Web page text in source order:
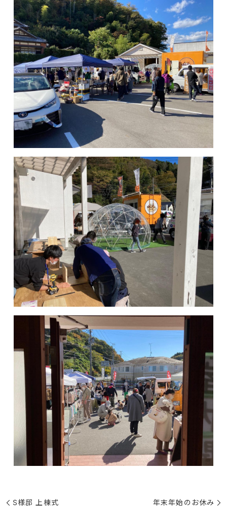
S様邸 上棟式 年末年始のお休み